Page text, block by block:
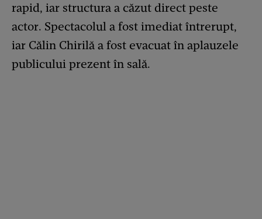
rapid, iar structura a căzut direct peste
actor. Spectacolul a fost imediat întrerupt,
iar Călin Chirilă a fost evacuat în aplauzele
publicului prezent în sală.